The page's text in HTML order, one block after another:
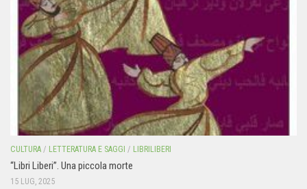
CULTURA / LETTERATURA E SAGGI / LIBRILIBERI
“Libri Liberi”. Una piccola morte
15 LUG, 2025